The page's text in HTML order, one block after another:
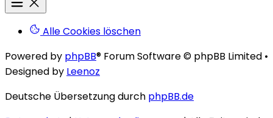
Alle Cookies löschen
Powered by phpBB® Forum Software © phpBB Limited •
Designed by Leenoz
Deutsche Übersetzung durch phpBB.de